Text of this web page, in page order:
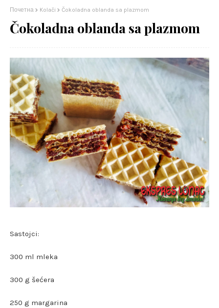
Почетна Kolači Čokoladna oblanda sa plazmom
Čokoladna oblanda sa plazmom
Sastojci:
300 ml mleka
300 g šećera
250 g margarina